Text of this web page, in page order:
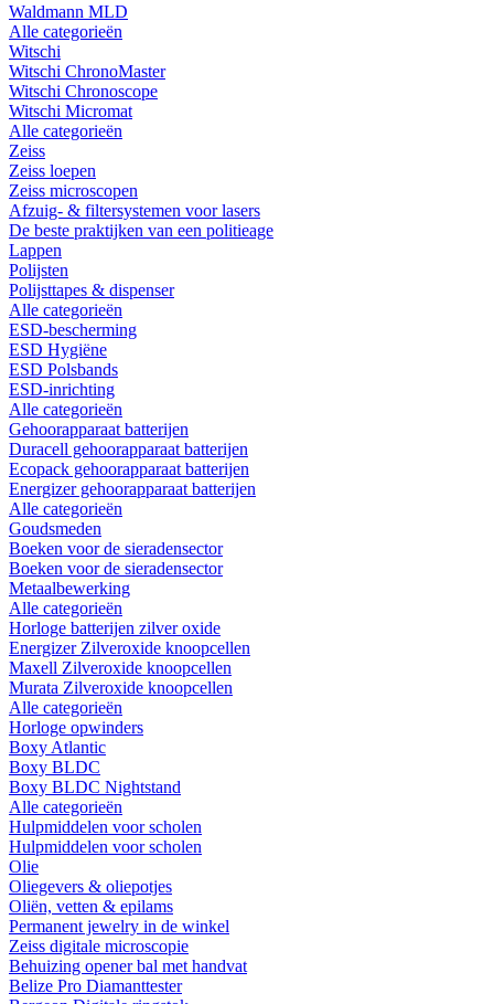
Waldmann MLD
Alle categorieën
Witschi
Witschi ChronoMaster
Witschi Chronoscope
Witschi Micromat
Alle categorieën
Zeiss
Zeiss loepen
Zeiss microscopen
Afzuig- & filtersystemen voor lasers
De beste praktijken van een politieage
Lappen
Polijsten
Polijsttapes & dispenser
Alle categorieën
ESD-bescherming
ESD Hygiëne
ESD Polsbands
ESD-inrichting
Alle categorieën
Gehoorapparaat batterijen
Duracell gehoorapparaat batterijen
Ecopack gehoorapparaat batterijen
Energizer gehoorapparaat batterijen
Alle categorieën
Goudsmeden
Boeken voor de sieradensector
Boeken voor de sieradensector
Metaalbewerking
Alle categorieën
Horloge batterijen zilver oxide
Energizer Zilveroxide knoopcellen
Maxell Zilveroxide knoopcellen
Murata Zilveroxide knoopcellen
Alle categorieën
Horloge opwinders
Boxy Atlantic
Boxy BLDC
Boxy BLDC Nightstand
Alle categorieën
Hulpmiddelen voor scholen
Hulpmiddelen voor scholen
Olie
Oliegevers & oliepotjes
Oliën, vetten & epilams
Permanent jewelry in de winkel
Zeiss digitale microscopie
Behuizing opener bal met handvat
Belize Pro Diamanttester